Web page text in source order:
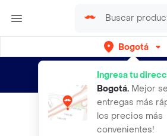
Bogotá
Ingresa tu
Bogotá. Mejor
entregas más
los precios más
convenientes!
envíos gratis por semanas